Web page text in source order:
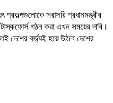
প্রকল্পগুলোকে সরাসরি প্রধানমন্ত্রীর
টাস্কফোর্স গঠন করা এখন সময়ের দাবি।
দেশের বর্জ্যই হয়ে উঠবে দেশের